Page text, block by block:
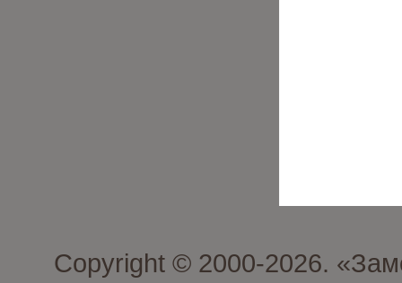
Copyright © 2000-2026.